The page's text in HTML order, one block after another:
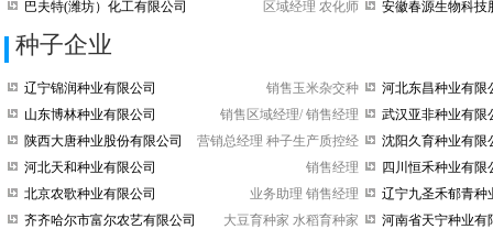
区域经理 农化师
巴夫特(潍坊）化工有限公司
司 安徽春源生物科
种子企业
销售玉米杂交种
辽宁锦润种业有限公司
销售区域经理/ 销售经理
山东博林种业有限公司
营销总经理 种子生产质控经
陕西大唐种业股份有限公司
销售经理
河北天和种业有限公司
业务助理 销售经理
北京农歌种业有限公司
大豆育种家 水稻育种家
齐齐哈尔市富尔农艺有限公司
河北东昌种业有限
武汉亚非种业有限
沈阳久育种业有限
四川恒禾种业有限
辽宁九圣禾郁青种
河南省天宁种业有